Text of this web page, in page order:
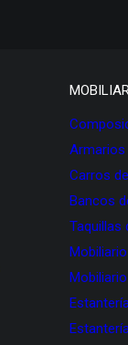
Armarios
Carros
Bancos
Taquillas